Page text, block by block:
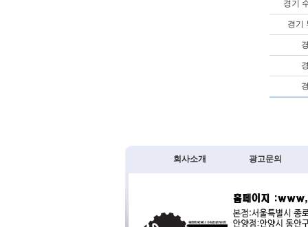
경기
경기
회사소개 광고문의